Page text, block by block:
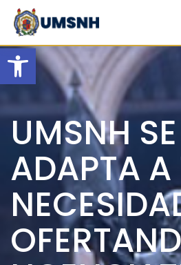
Open toolbar
Skip
content
UMSNH SE
ADAPTA A